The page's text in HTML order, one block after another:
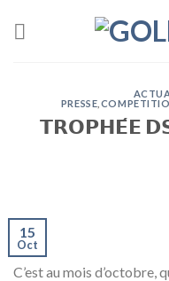
PRESSE
𝗧𝗥𝗢𝗣𝗛𝗘́𝗘
15
Oct
C’est au mois d’octobre,